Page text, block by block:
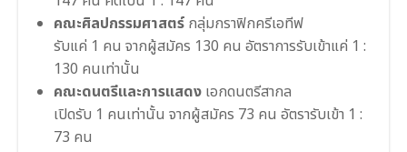
คณะศิลปกรรมศาสตร์ กลุ่มกราฟิกครีเอทีฟ
รับแค่ 1 คน จากผู้สมัคร 130 คน อัตราการรับเข้าแค่ 1 :
130 คนเท่านั้น
คณะดนตรีและการแสดง เอกดนตรีสากล
เปิดรับ 1 คนเท่านั้น จากผู้สมัคร 73 คน อัตรารับเข้า 1 :
73 คน